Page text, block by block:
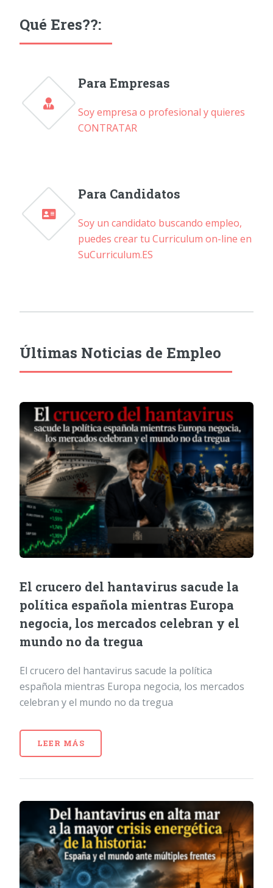
Qué Eres??:
Para Empresas
Soy empresa o profesional y quieres
CONTRATAR
Para Candidatos
Soy un candidato buscando empleo,
puedes crear tu Curriculum on-line en
SuCurriculum.ES
Últimas Noticias de Empleo
El crucero del hantavirus sacude la
política española mientras Europa
negocia, los mercados celebran y el
mundo no da tregua
El crucero del hantavirus sacude la política
española mientras Europa negocia, los mercados
celebran y el mundo no da tregua
LEER MÁS